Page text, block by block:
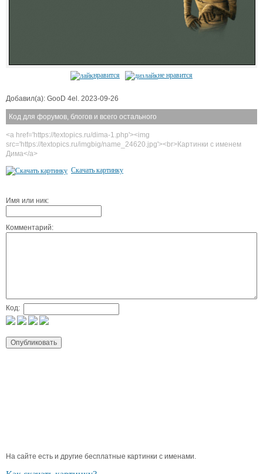
нравится не нравится
Добавил(а): GooD 4el. 2023-09-26
Код для форумов, блогов и всего остального
<a href='https://textopics.ru/dima-1.php'><img
src='https://textopics.ru/imgbig/name_24620.jpg'><br>Картинки с именем
Дима</a>
Скачать картинку
Имя или ник:
Комментарий:
Код:
На сайте есть и другие бесплатные картинки с именами.